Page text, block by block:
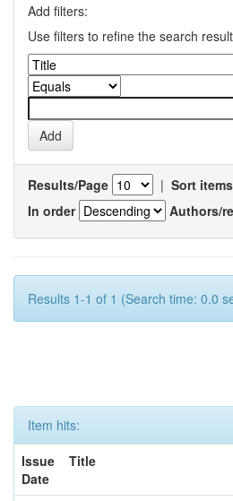
Add filters:
Use filters to refine the search
Results/Page | Sort
In order
Authors/
Results 1-1 of 1 (Search time: 0.0
Item hits:
Issue
Date
Title